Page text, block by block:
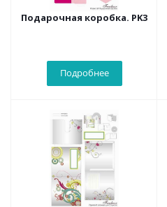
Подарочная коробка. PK3
Подробнее